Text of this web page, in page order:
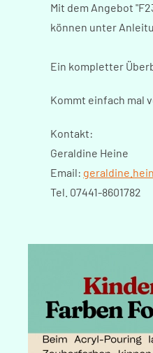
Mit dem Angebot
können unter
Ein kompletter
Kommt einfach mal
Kontakt:
Geraldine Heine
Email:
Tel. 07441-8601782